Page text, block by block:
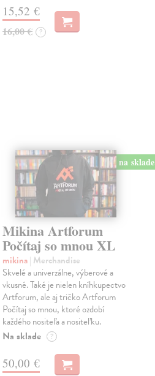
15,52 €
16,00 € ?
na sklade
Mikina Artforum
Počítaj so mnou XL
mikina| Merchandise
Skvelé a univerzálne, výberové a
vkusné. Také je nielen kníhkupectvo
Artforum, ale aj tričko Artforum
Počítaj so mnou, ktoré ozdobí
každého nositeľa a nositeľku.
Na sklade ?
50,00 €